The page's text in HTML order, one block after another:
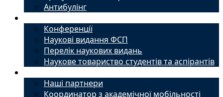
Антибулінг
Конференції
Наукові видання ФСП
Перелік наукових видань
Наукове товариство студентів та аспірантів
Наші партнери
Координатор з академічної мобільності